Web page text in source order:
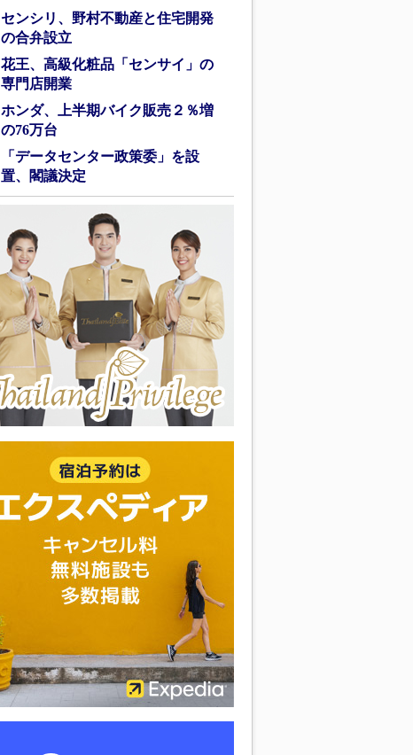
センシリ、野村不動産と住宅開発
の合弁設立
花王、高級化粧品「センサイ」の
専門店開業
ホンダ、上半期バイク販売２％増
の76万台
「データセンター政策委」を設
置、閣議決定